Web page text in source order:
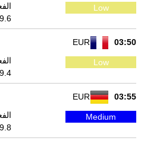
Low
03:50
EUR
Low
03:55
EUR
Medium